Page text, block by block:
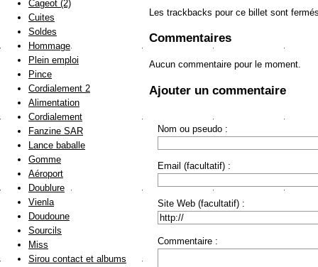
Les trackbacks pour ce billet sont
Commentaires
Aucun commentaire pour le moment.
Ajouter un commentaire
Nom ou pseudo :
Email (facultatif) :
Site Web (facultatif) :
Commentaire :
Cageot (2)
Cuites
Soldes
Hommage
Plein emploi
Pince
Cordialement 2
Alimentation
Cordialement
Fanzine SAR
Lance baballe
Gomme
Aéroport
Doublure
Vienla
Doudoune
Sourcils
Miss
Sirou contact et albums